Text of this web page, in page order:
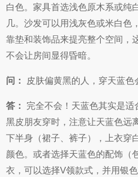
白色。家具首选浅色原木系或纯
几。沙发可以用浅灰色或米白色
靠垫和装饰品来提亮整个空间，
不会让房间显得昏暗。
问： 皮肤偏黄黑的人，穿天蓝色
答：
完全不会！天蓝色其实是
黑皮朋友穿时，注意让天蓝色远
下半身（裙子、裤子），上衣穿
颜色。或者选择天蓝色的配饰（
衣，可以选择V领款式，并用银